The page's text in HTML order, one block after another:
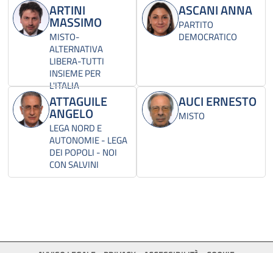
ARTINI
MASSIMO
MISTO-
ALTERNATIVA
LIBERA-TUTTI
INSIEME PER
L'ITALIA
ASCANI ANNA
PARTITO
DEMOCRATICO
ATTAGUILE
ANGELO
LEGA NORD E
AUTONOMIE - LEGA
DEI POPOLI - NOI
CON SALVINI
AUCI ERNESTO
MISTO